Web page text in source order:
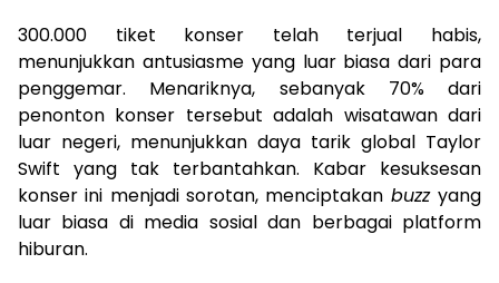
300.000 tiket konser telah terjual habis,
menunjukkan antusiasme yang luar biasa dari para
penggemar. Menariknya, sebanyak 70% dari
penonton konser tersebut adalah wisatawan dari
luar negeri, menunjukkan daya tarik global Taylor
Swift yang tak terbantahkan. Kabar kesuksesan
konser ini menjadi sorotan, menciptakan buzzyang
luar biasa di media sosial dan berbagai platform
hiburan.